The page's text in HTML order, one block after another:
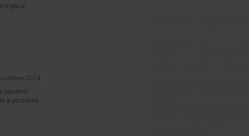
implica
2024
sanatos!
si pastrarea